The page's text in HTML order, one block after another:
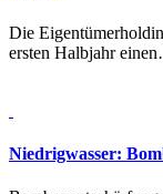
Die
ersten Halbjahr
Niedrigwasser: